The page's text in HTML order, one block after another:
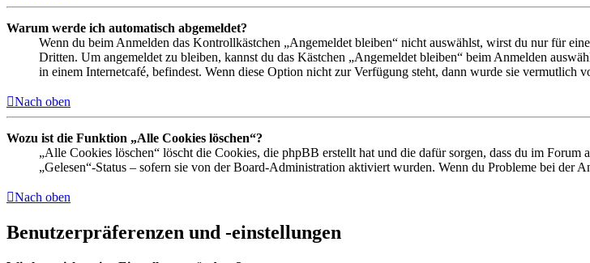
Warum werde ich automatisch abgemeldet?
Wenn du beim Anmelden das Kontrollkästchen „Angemeldet bleiben“ nicht auswählst, wirst du nur für
Dritten. Um angemeldet zu bleiben, kannst du das Kästchen „Angemeldet bleiben“ beim Anmelden
in einem Internetcafé, befindest. Wenn diese Option nicht zur Verfügung steht, dann wurde sie vermutlich
Nach oben
Wozu ist die Funktion „Alle Cookies löschen“?
„Alle Cookies löschen“ löscht die Cookies, die phpBB erstellt hat und die dafür sorgen, dass du im
„Gelesen“-Status – sofern sie von der Board-Administration aktiviert wurden. Wenn du Probleme bei der
Nach oben
Benutzerpräferenzen und -einstellungen